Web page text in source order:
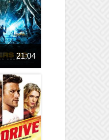
21:04